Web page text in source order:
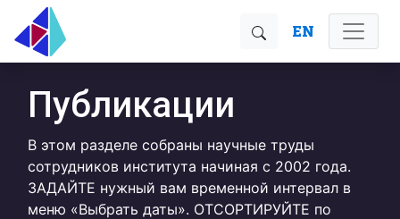
EN
Публикации
В этом разделе собраны научные труды
сотрудников института начиная с 2002 года.
ЗАДАЙТЕ нужный вам временной интервал в
меню «Выбрать даты». ОТСОРТИРУЙТЕ по